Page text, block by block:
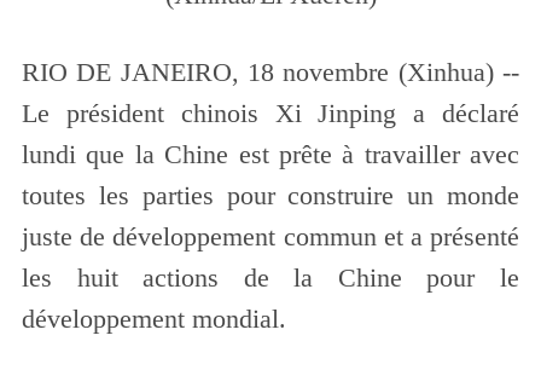
RIO DE JANEIRO, 18 novembre (Xinhua) --
Le président chinois Xi Jinping a déclaré
lundi que la Chine est prête à travailler avec
toutes les parties pour construire un monde
juste de développement commun et a présenté
les huit actions de la Chine pour le
développement mondial.